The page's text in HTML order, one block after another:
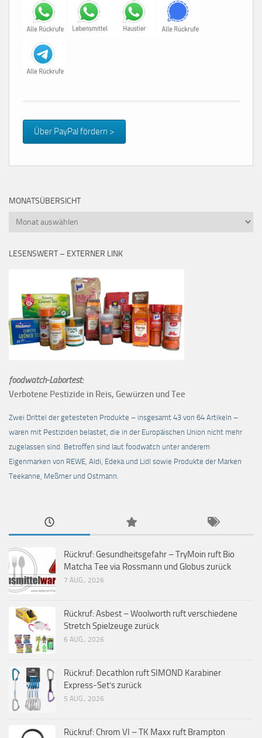
Über PayPal fördern >
MONATSÜBERSICHT
Monatsübersicht
LESENSWERT – EXTERNER LINK
foodwatch-Labortest:
Verbotene Pestizide in Reis, Gewürzen und Tee
Zwei Drittel der getesteten Produkte – insgesamt 43 von 64 Artikeln –
waren mit Pestiziden belastet, die in der Europäischen Union nicht mehr
zugelassen sind. Betroffen sind laut foodwatch unter anderem
Eigenmarken von REWE, Aldi, Edeka und Lidl sowie Produkte der Marken
Teekanne, Meßmer und Ostmann.
Rückruf: Gesundheitsgefahr – TryMoin ruft Bio
Matcha Tee via Rossmann und Globus zurück
7 AUG., 2026
Rückruf: Asbest – Woolworth ruft verschiedene
Stretch Spielzeuge zurück
6 AUG., 2026
Rückruf: Decathlon ruft SIMOND Karabiner
Express-Set’s zurück
5 AUG., 2026
Rückruf: Chrom VI – TK Maxx ruft Brampton